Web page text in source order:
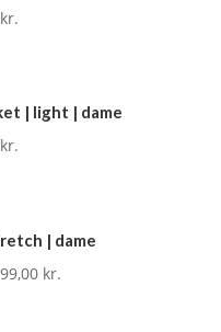
kr.
| light | dame
kr.
| dame
kr.